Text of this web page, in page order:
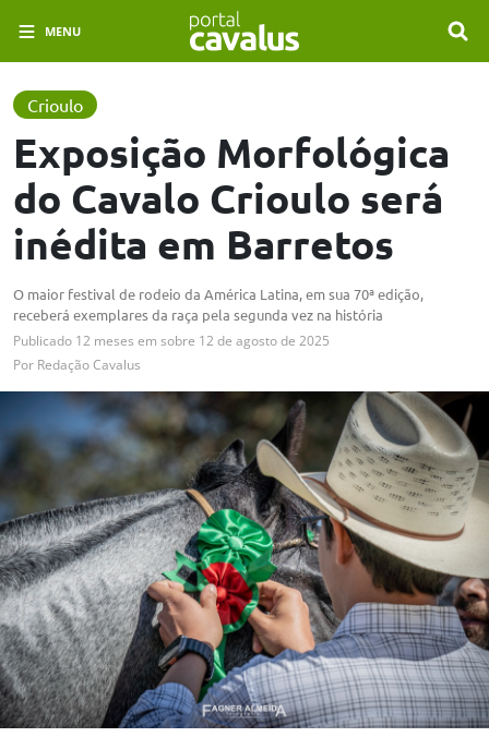
MENU
Crioulo
Exposição Morfológica
do Cavalo Crioulo será
inédita em Barretos
O maior festival de rodeio da América Latina, em sua 70ª edição,
receberá exemplares da raça pela segunda vez na história
Publicado 12 meses em sobre 12 de agosto de 2025
Por Redação Cavalus